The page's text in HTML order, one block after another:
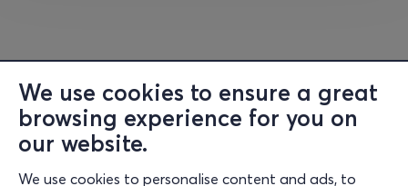
We use cookies to ensure a great
browsing experience for you on
our website.
We use cookies to personalise content and ads, to
зараждащата се хип-хоп сцена, където
естествено съчетава музиката и визуалното
изкуство. Творческото му развитие намира
кулминация в мащабния мултимедиен проект Against
the Current, поредица от пет части, жанрово
разнообразни EP-та, придружени от арт албум с
Информация